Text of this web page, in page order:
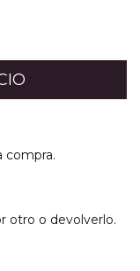
compra.
otro o devolverlo.